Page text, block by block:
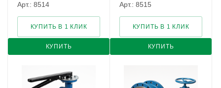
Арт.: 8514
КУПИТЬ
КУПИТЬ В 1 КЛИК
Арт.: 8515
КУПИТЬ
КУПИТЬ В 1 КЛИК